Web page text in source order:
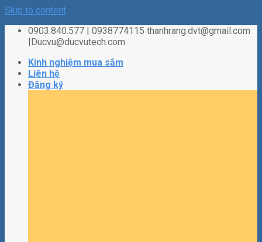
Skip to content
0903.840.577 | 0938774115 thanhrang.dvt@gmail.com
|Ducvu@ducvutech.com
Kinh nghiệm mua sắm
Liên hệ
Đăng ký